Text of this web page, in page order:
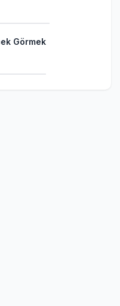
Görmek